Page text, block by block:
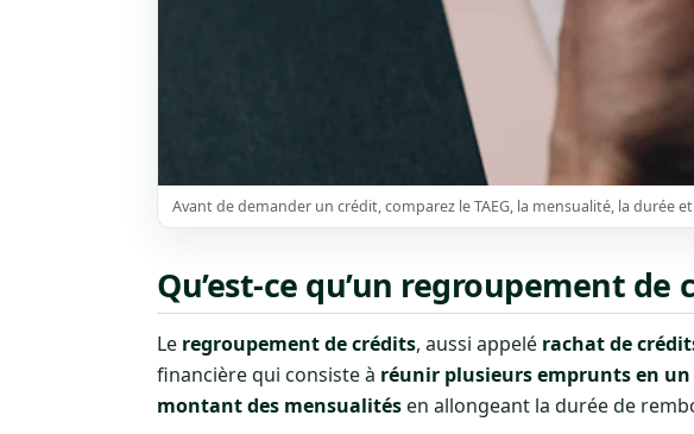
Avant de demander un crédit, comparez le TAEG, la mensualité, la durée
Qu’est-ce qu’un regroupement de
Le regroupement de crédits, aussi appelé rachat de
financière qui consiste à réunir plusieurs emprunts en un
montant des mensualités en allongeant la durée de